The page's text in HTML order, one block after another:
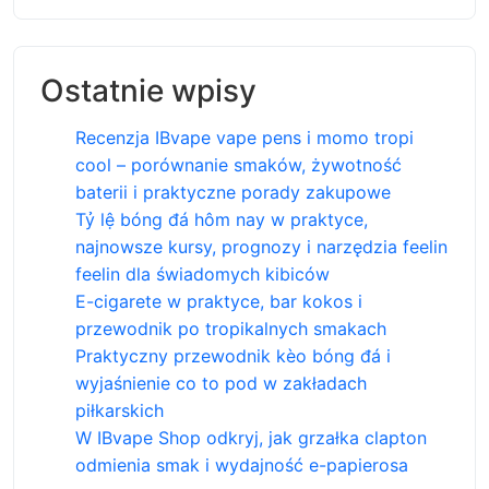
Ostatnie wpisy
Recenzja IBvape vape pens i momo tropi
cool – porównanie smaków, żywotność
baterii i praktyczne porady zakupowe
Tỷ lệ bóng đá hôm nay w praktyce,
najnowsze kursy, prognozy i narzędzia feelin
feelin dla świadomych kibiców
E-cigarete w praktyce, bar kokos i
przewodnik po tropikalnych smakach
Praktyczny przewodnik kèo bóng đá i
wyjaśnienie co to pod w zakładach
piłkarskich
W IBvape Shop odkryj, jak grzałka clapton
odmienia smak i wydajność e-papierosa